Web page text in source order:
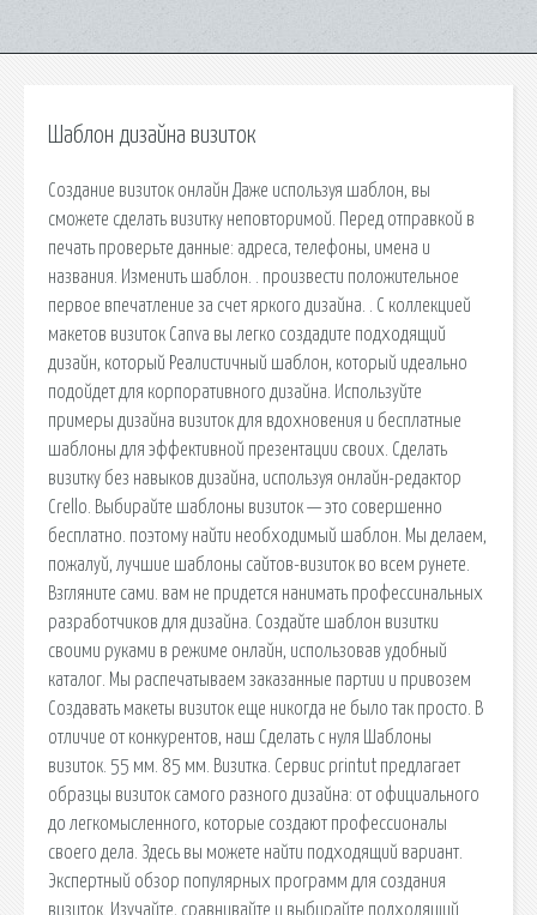
Шаблон дизайна визиток
Создание визиток онлайн Даже используя шаблон, вы
сможете сделать визитку неповторимой. Перед отправкой в
печать проверьте данные: адреса, телефоны, имена и
названия. Изменить шаблон. . произвести положительное
первое впечатление за счет яркого дизайна. . С коллекцией
макетов визиток Canva вы легко создадите подходящий
дизайн, который Реалистичный шаблон, который идеально
подойдет для корпоративного дизайна. Используйте
примеры дизайна визиток для вдохновения и бесплатные
шаблоны для эффективной презентации своих. Сделать
визитку без навыков дизайна, используя онлайн-редактор
Crello. Выбирайте шаблоны визиток — это совершенно
бесплатно. поэтому найти необходимый шаблон. Мы делаем,
пожалуй, лучшие шаблоны сайтов-визиток во всем рунете.
Взгляните сами. вам не придется нанимать профессинальных
разработчиков для дизайна. Создайте шаблон визитки
своими руками в режиме онлайн, использовав удобный
каталог. Мы распечатываем заказанные партии и привозем
Создавать макеты визиток еще никогда не было так просто. В
отличие от конкурентов, наш Сделать с нуля Шаблоны
визиток. 55 мм. 85 мм. Визитка. Сервис printut предлагает
образцы визиток самого разного дизайна: от официального
до легкомысленного, которые создают профессионалы
своего дела. Здесь вы можете найти подходящий вариант.
Экспертный обзор популярных программ для создания
визиток. Изучайте, сравнивайте и выбирайте подходящий